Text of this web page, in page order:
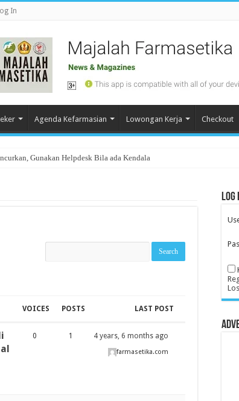
In
Agenda Kefarmasian Lowongan Kerja Checkout
Gunakan Helpdesk Bila ada Kendala
VOICES POSTS LAST POST
0 1 4 years, 6 months ago
farmasetika.com